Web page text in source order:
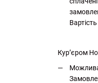
Кур’єром